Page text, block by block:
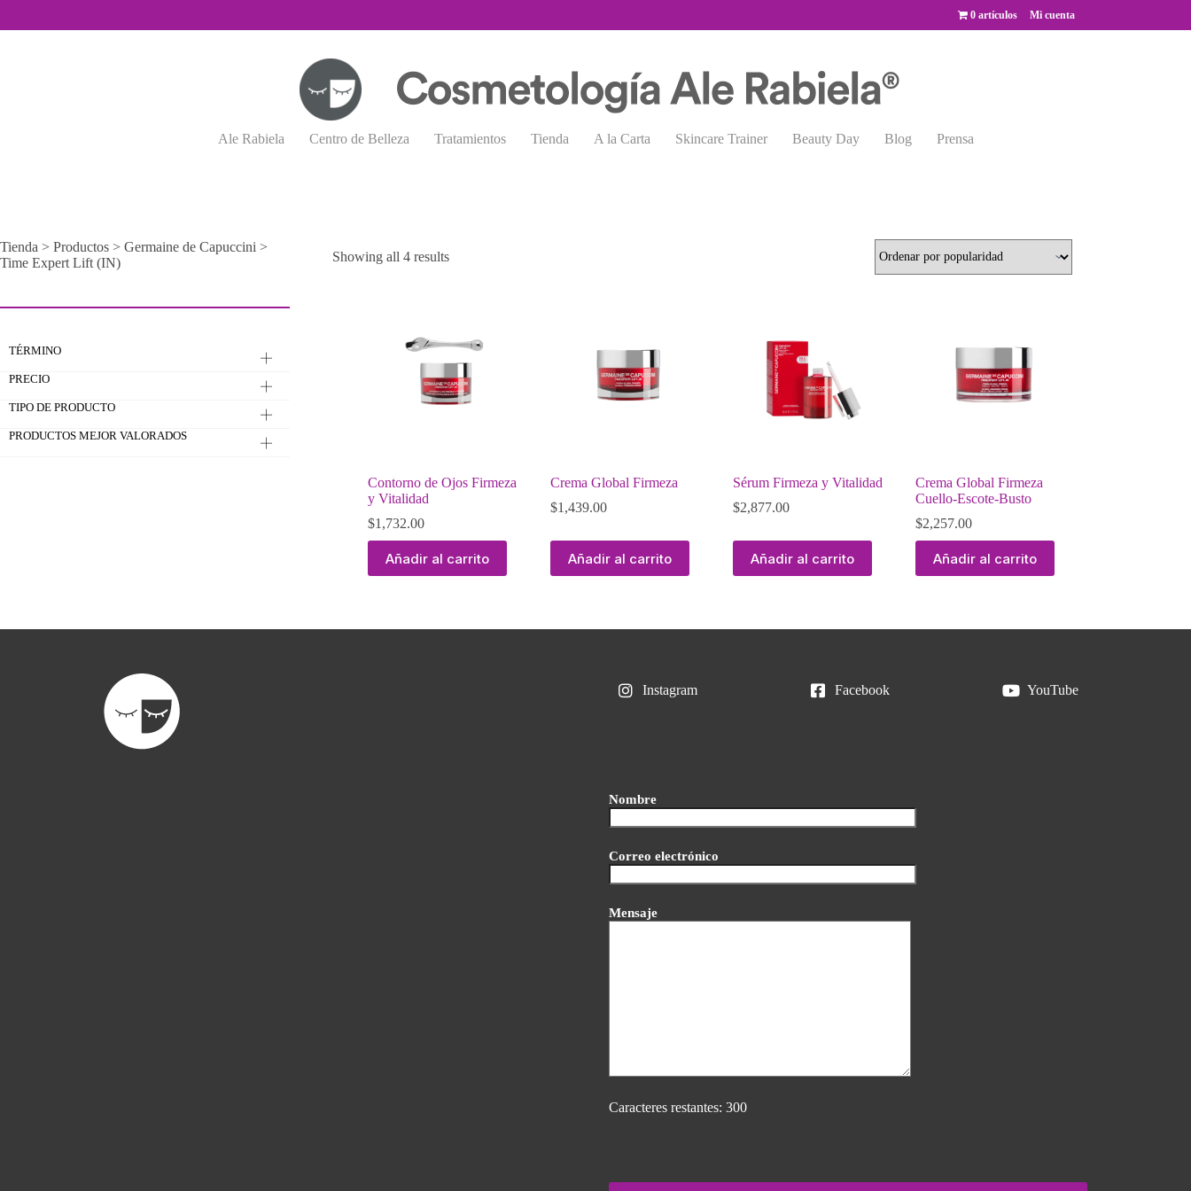
Mi cuenta
0 artículos
Ale Rabiela Centro de Belleza Tratamientos Tienda A la Carta Skincare Trainer Beauty Day Blog Prensa
Showing all 4 resultsSorted
Contorno de Ojos Firmeza
y Vitalidad
$1,732.00
Añadir al carrito
Crema Global Firmeza
$1,439.00
Añadir al carrito
Sérum Firmeza y Vitalidad
$2,877.00
Añadir al carrito
Crema Global Firmeza
Cuello-Escote-Busto
$2,257.00
Añadir al carrito
Tienda > Productos > Germaine de Capuccini >
Time Expert Lift (IN)
TÉRMINO
PRECIO
TIPO DE PRODUCTO
PRODUCTOS MEJOR VALORADOS
Instagram Facebook YouTube
Nombre
Correo electrónico
Mensaje
Caracteres restantes: 300